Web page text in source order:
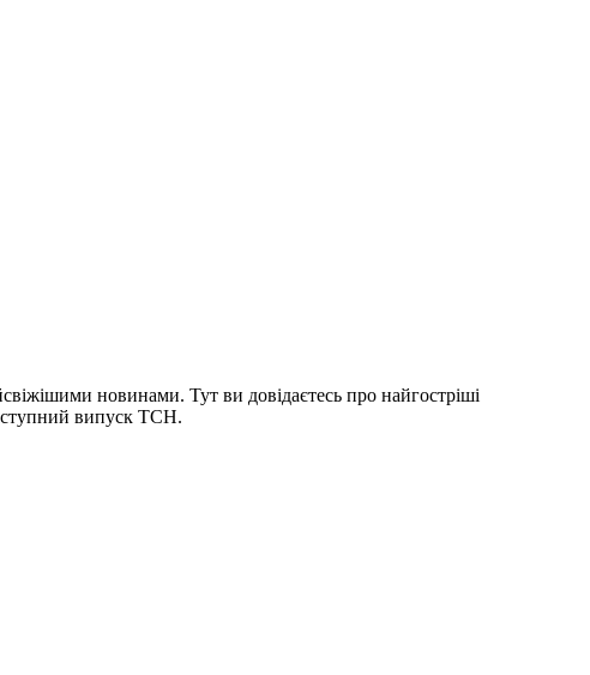
новинами. Тут ви довідаєтесь про найгостріші
випуск ТСН.